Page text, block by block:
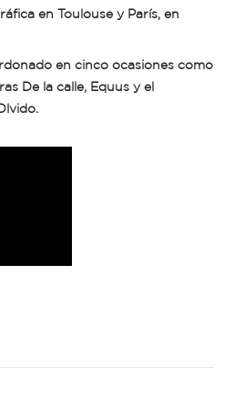
en Toulouse y París, en
en cinco ocasiones como
De la calle, Equus y el